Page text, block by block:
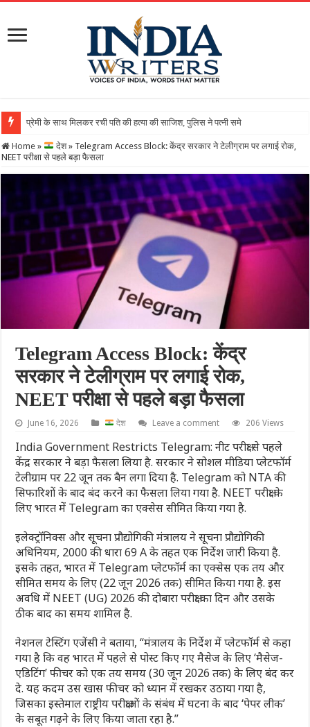
Home » देश » Telegram Access Block: केंद्र सरकार ने टेलीग्राम पर लगाई रोक,
NEET परीक्षा से पहले बड़ा फैसला
Telegram Access Block: केंद्र
सरकार ने टेलीग्राम पर लगाई रोक,
NEET परीक्षा से पहले बड़ा फैसला
June 16, 2026 देश Leave a comment 206 Views
India Government Restricts Telegram: नीट परीक्षा से पहले
केंद्र सरकार ने बड़ा फैसला लिया है. सरकार ने सोशल मीडिया प्लेटफॉर्म
टेलीग्राम पर 22 जून तक बैन लगा दिया है. Telegram को NTA की
सिफारिशों के बाद बंद करने का फैसला लिया गया है. NEET परीक्षा के
लिए भारत में Telegram का एक्सेस सीमित किया गया है.
इलेक्ट्रॉनिक्स और सूचना प्रौद्योगिकी मंत्रालय ने सूचना प्रौद्योगिकी
अधिनियम, 2000 की धारा 69 A के तहत एक निर्देश जारी किया है.
इसके तहत, भारत में Telegram प्लेटफॉर्म का एक्सेस एक तय और
सीमित समय के लिए (22 जून 2026 तक) सीमित किया गया है. इस
अवधि में NEET (UG) 2026 की दोबारा परीक्षा का दिन और उसके
ठीक बाद का समय शामिल है.
नेशनल टेस्टिंग एजेंसी ने बताया, “मंत्रालय के निर्देश में प्लेटफॉर्म से कहा
गया है कि वह भारत में पहले से पोस्ट किए गए मैसेज के लिए ‘मैसेज-
एडिटिंग’ फीचर को एक तय समय (30 जून 2026 तक) के लिए बंद कर
दे. यह कदम उस खास फीचर को ध्यान में रखकर उठाया गया है,
जिसका इस्तेमाल राष्ट्रीय परीक्षाओं के संबंध में घटना के बाद ‘पेपर लीक’
के सबूत गढ़ने के लिए किया जाता रहा है.”